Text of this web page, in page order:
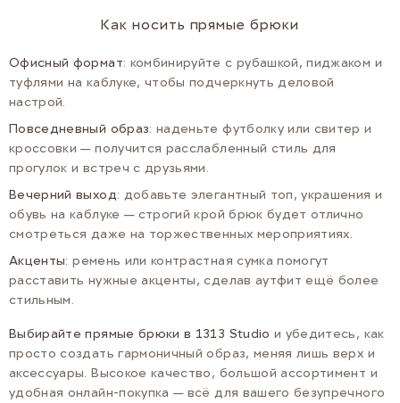
Как носить прямые брюки
Офисный формат: комбинируйте с рубашкой, пиджаком и
туфлями на каблуке, чтобы подчеркнуть деловой
настрой.
Повседневный образ: наденьте футболку или свитер и
кроссовки — получится расслабленный стиль для
прогулок и встреч с друзьями.
Вечерний выход: добавьте элегантный топ, украшения и
обувь на каблуке — строгий крой брюк будет отлично
смотреться даже на торжественных мероприятиях.
Акценты: ремень или контрастная сумка помогут
расставить нужные акценты, сделав аутфит ещё более
стильным.
Выбирайте прямые брюки в 1313 Studio и убедитесь, как
просто создать гармоничный образ, меняя лишь верх и
аксессуары. Высокое качество, большой ассортимент и
удобная онлайн-покупка — всё для вашего безупречного